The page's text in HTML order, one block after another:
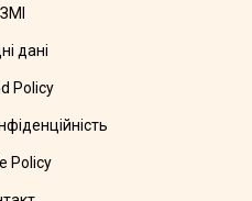
дані
Policy
Policy